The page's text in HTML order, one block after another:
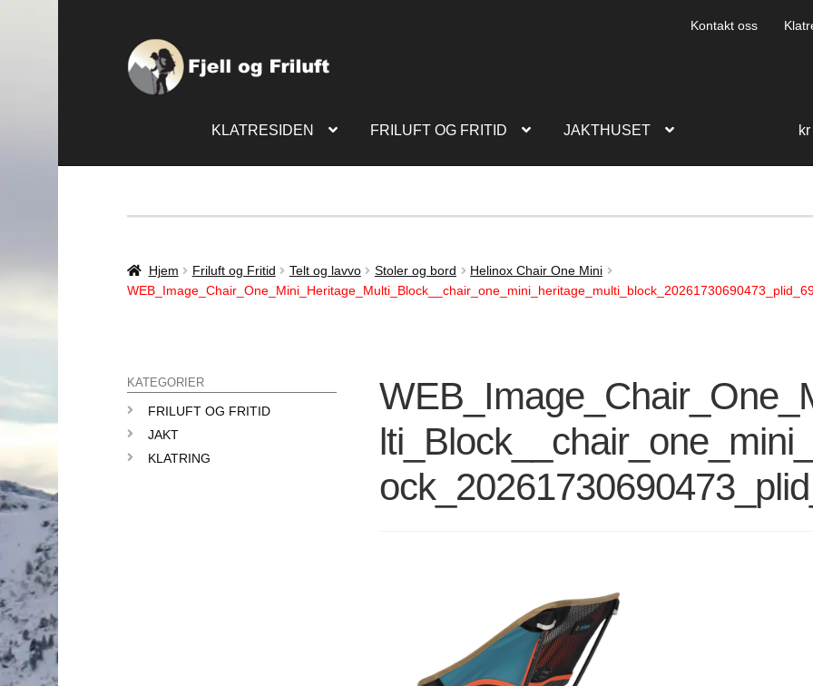
Kontakt oss
KLATRESIDEN FRILUFT OG FRITID JAKTHUSET kr
Hjem Friluft og Fritid Telt og lavvo Stoler og bord
Helinox Chair One Mini
KATEGORIER
FRILUFT OG FRITID
JAKT
KLATRING